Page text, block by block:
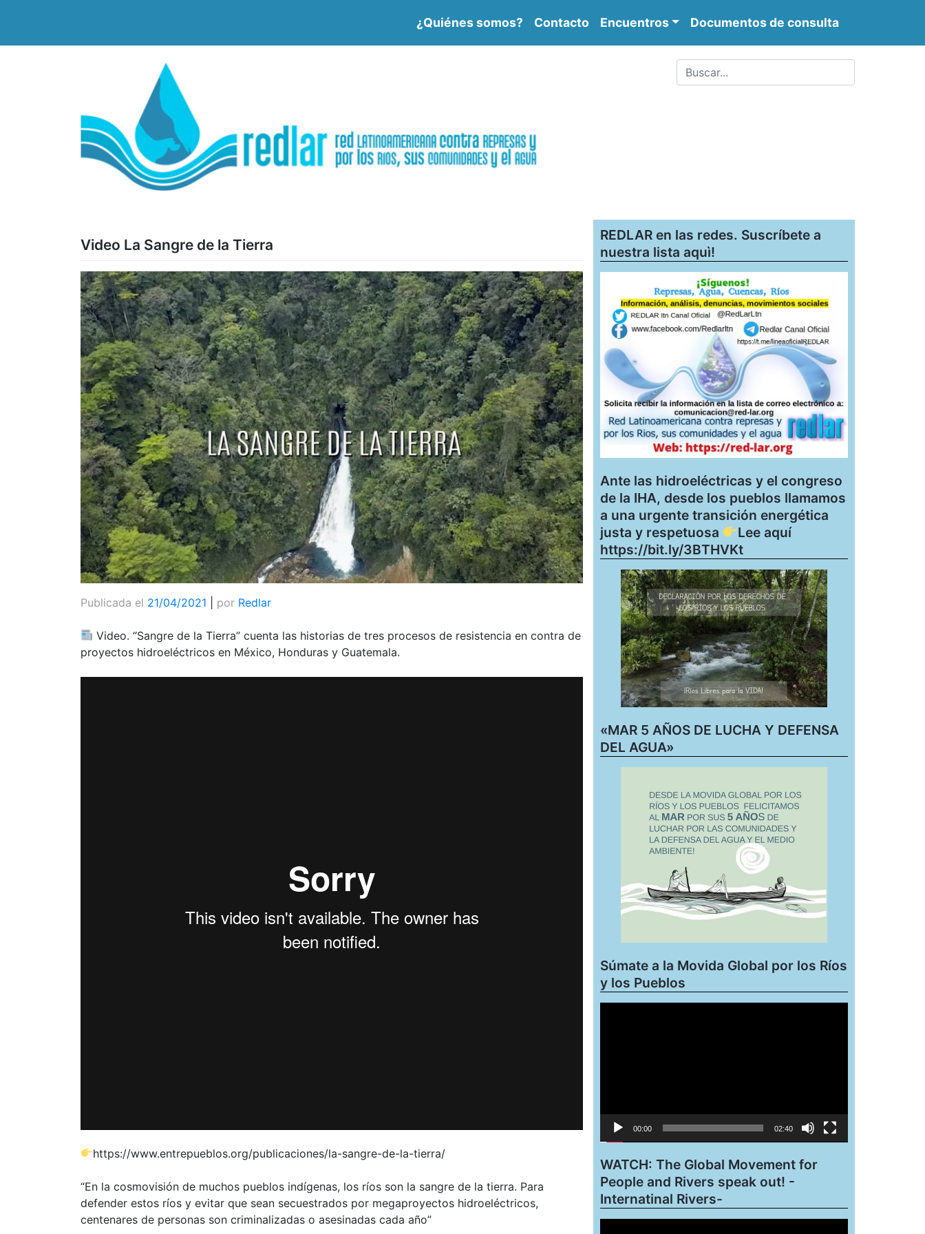
¿Quiénes somos? Contacto Encuentros Documentos de consulta
Video La Sangre de la Tierra
Publicada el 21/04/2021 por Redlar
Video. “Sangre de la Tierra” cuenta las historias de tres procesos de resistencia en contra de
proyectos hidroeléctricos en México, Honduras y Guatemala.
https://www.entrepueblos.org/publicaciones/la-sangre-de-la-tierra/
“En la cosmovisión de muchos pueblos indígenas, los ríos son la sangre de la tierra. Para
defender estos ríos y evitar que sean secuestrados por megaproyectos hidroeléctricos,
centenares de personas son criminalizadas o asesinadas cada año”
REDLAR en las redes. Suscríbete a
nuestra lista aquì!
Ante las hidroeléctricas y el congreso
de la IHA, desde los pueblos llamamos
a una urgente transición energética
justa y respetuosa
Lee aquí
https://bit.ly/3BTHVKt
«MAR 5 AÑOS DE LUCHA Y DEFENSA
DEL AGUA»
Súmate a la Movida Global por los Ríos
y los Pueblos
00:00 02:40
WATCH: The Global Movement for
People and Rivers speak out! -
Internatinal Rivers-